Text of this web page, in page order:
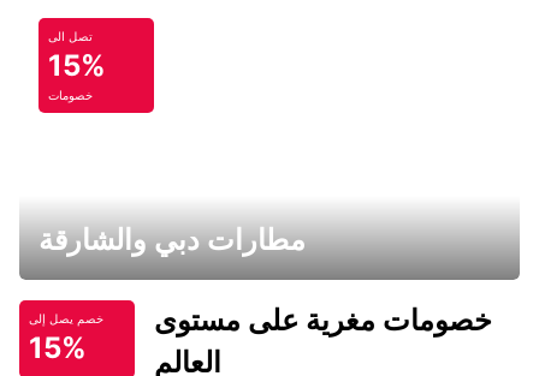
تصل الى
15%
خصومات
مطارات دبي والشارقة
خصم يصل إلى
15%
خصومات مغرية على مستوى
العالم